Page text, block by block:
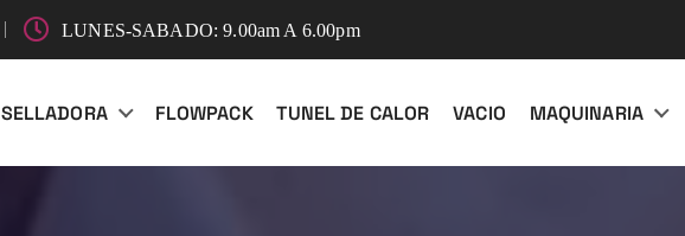
LUNES-SABADO: 9.00am A 6.00pm
SELLADORA FLOWPACK TUNEL DE CALOR VACIO MAQUINARIA